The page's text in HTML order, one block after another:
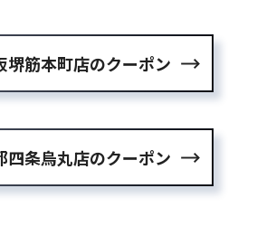
堺筋本町店のクーポン
四条烏丸店のクーポン